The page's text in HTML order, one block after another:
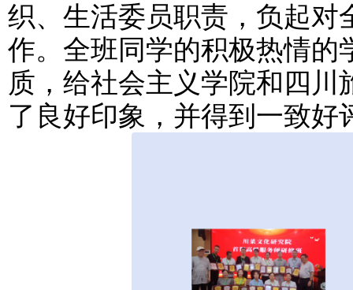
织、生活委员职责，负起对
作。全班同学的积极热情的
质，给社会主义学院和四
了良好印象，并得到一致好